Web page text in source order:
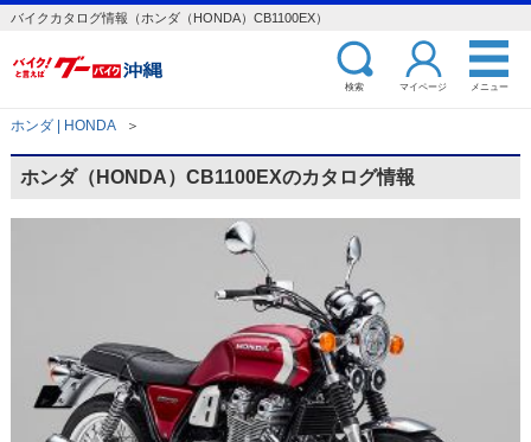
バイクカタログ情報（ホンダ（HONDA）CB1100EX）
検索 マイページ メニュー
ホンダ | HONDA ＞
ホンダ（HONDA）CB1100EXのカタログ情報